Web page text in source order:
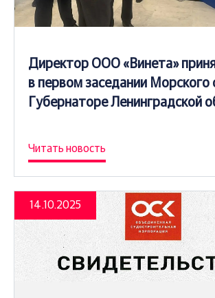
Директор ООО «Винета»
в первом заседании Морского
Губернаторе Ленинградской
Читать новость
14.10.2025